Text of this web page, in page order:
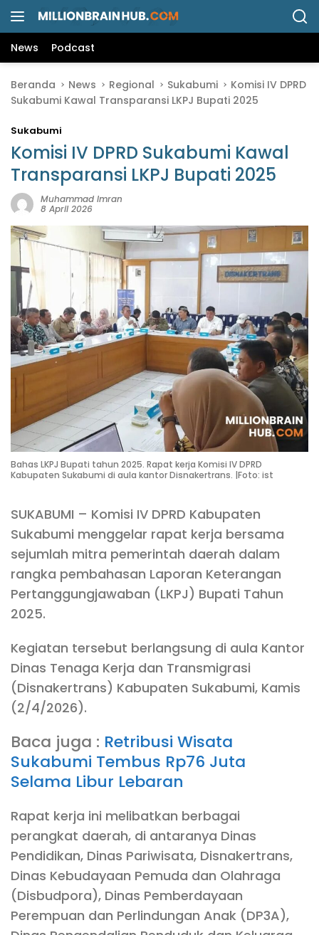
News Podcast
Beranda News Regional Sukabumi
Komisi IV DPRD
Sukabumi Kawal Transparansi LKPJ Bupati 2025
Sukabumi
Komisi IV DPRD Sukabumi Kawal
Transparansi LKPJ Bupati 2025
Muhammad Imran
8 April 2026
Bahas LKPJ Bupati tahun 2025. Rapat kerja Komisi IV DPRD
Kabupaten Sukabumi di aula kantor Disnakertrans. |Foto: ist
SUKABUMI – Komisi IV DPRD Kabupaten
Sukabumi menggelar rapat kerja bersama
sejumlah mitra pemerintah daerah dalam
rangka pembahasan Laporan Keterangan
Pertanggungjawaban (LKPJ) Bupati Tahun
2025.
Kegiatan tersebut berlangsung di aula Kantor
Dinas Tenaga Kerja dan Transmigrasi
(Disnakertrans) Kabupaten Sukabumi, Kamis
(2/4/2026).
Baca juga : Retribusi Wisata
Sukabumi Tembus Rp76 Juta
Selama Libur Lebaran
Rapat kerja ini melibatkan berbagai
perangkat daerah, di antaranya Dinas
Pendidikan, Dinas Pariwisata, Disnakertrans,
Dinas Kebudayaan Pemuda dan Olahraga
(Disbudpora), Dinas Pemberdayaan
Perempuan dan Perlindungan Anak (DP3A),